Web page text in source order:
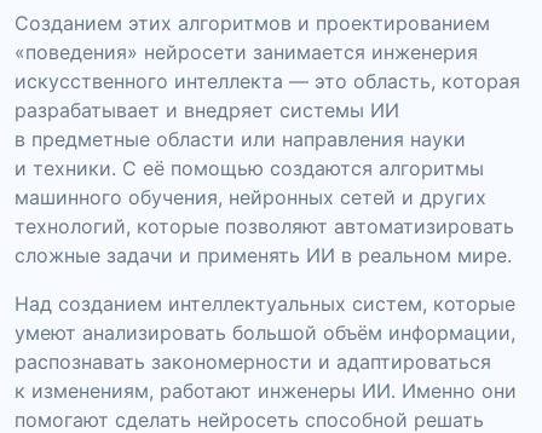
Созданием этих алгоритмов и проектированием
«поведения» нейросети занимается инженерия
искусственного интеллекта — это область, которая
разрабатывает и внедряет системы ИИ
в предметные области или направления науки
и техники. С её помощью создаются алгоритмы
машинного обучения, нейронных сетей и других
технологий, которые позволяют автоматизировать
сложные задачи и применять ИИ в реальном мире.
Над созданием интеллектуальных систем, которые
умеют анализировать большой объём информации,
распознавать закономерности и адаптироваться
к изменениям, работают инженеры ИИ. Именно они
помогают сделать нейросеть способной решать